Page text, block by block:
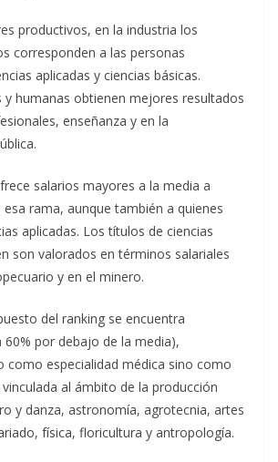
productivos, en la industria los
corresponden a las personas
aplicadas y ciencias básicas.
y humanas obtienen mejores resultados
enseñanza y en la
salarios mayores a la media a
rama, aunque también a quienes
aplicadas. Los títulos de ciencias
son valorados en términos salariales
y en el minero.
del ranking se encuentra
por debajo de la media),
como especialidad médica sino como
al ámbito de la producción
y danza, astronomía, agrotecnia, artes
física, floricultura y antropología.